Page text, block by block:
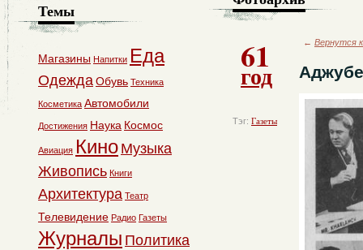
61
год
Тэг: Газеты
← Вернутся
Темы
Магазины Напитки Еда
ОдеждаОбувь Техника
Косметика Автомобили
Достижения Наука Космос
Авиация Кино Музыка
Живопись Книги
Архитектура Театр
Телевидение Радио Газеты
Журналы Политика